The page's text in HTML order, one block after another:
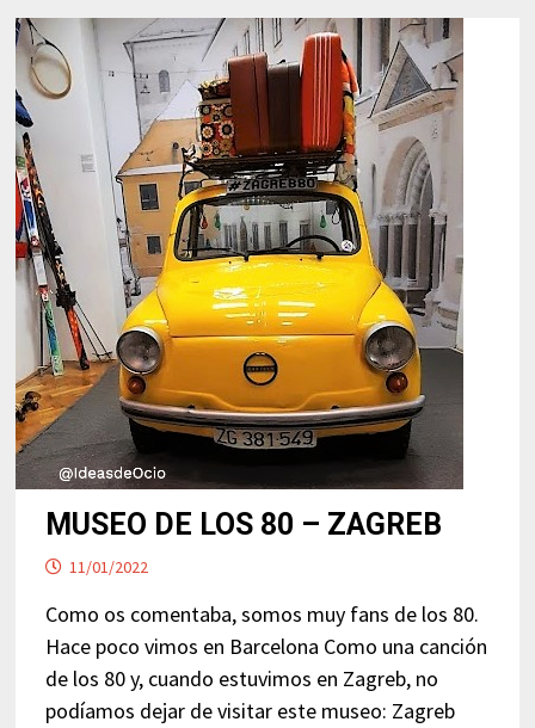
MUSEO DE LOS 80 – ZAGREB
11/01/2022
Como os comentaba, somos muy fans de los 80.
Hace poco vimos en Barcelona Como una canción
de los 80 y, cuando estuvimos en Zagreb, no
podíamos dejar de visitar este museo: Zagreb